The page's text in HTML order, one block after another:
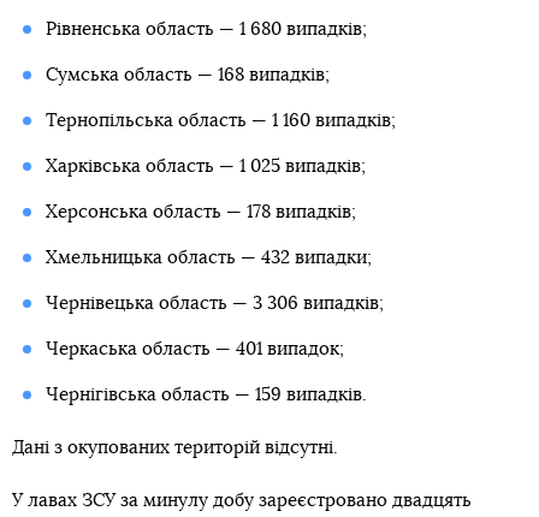
Рівненська область — 1 680 випадків;
Сумська область — 168 випадків;
Тернопільська область — 1 160 випадків;
Харківська область — 1 025 випадків;
Херсонська область — 178 випадків;
Хмельницька область — 432 випадки;
Чернівецька область — 3 306 випадків;
Черкаська область — 401 випадок;
Чернігівська область — 159 випадків.
Дані з окупованих територій відсутні.
У лавах ЗСУ за минулу добу зареєстровано двадцять